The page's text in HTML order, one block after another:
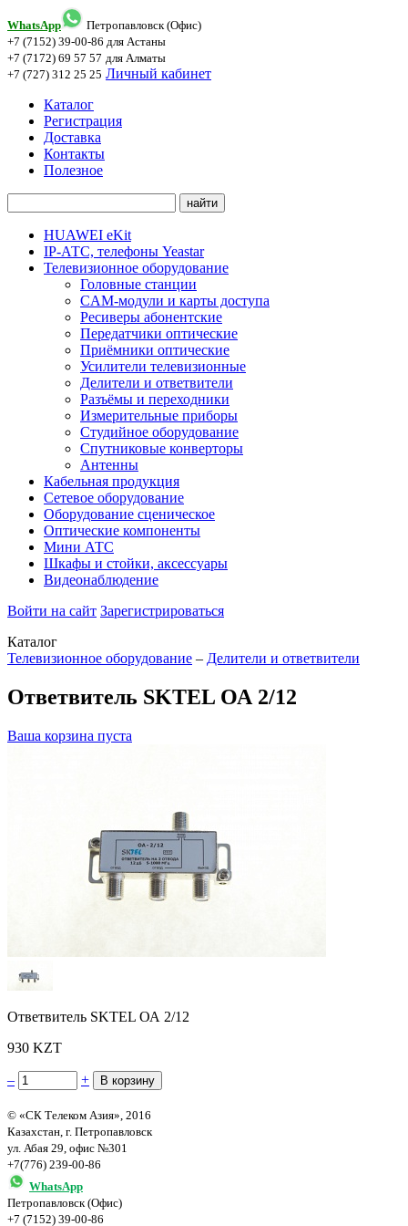
WhatsApp
Петропавловск (Офис)
+7 (7152) 39-00-86 для Астаны
+7 (7172) 69 57 57 для Алматы
+7 (727) 312 25 25 Личный кабинет
Каталог
Регистрация
Доставка
Контакты
Полезное
HUAWEI eKit
IP-АТС, телефоны Yeastar
Телевизионное оборудование
Головные станции
CAM-модули и карты доступа
Ресиверы абонентские
Передатчики оптические
Приёмники оптические
Усилители телевизионные
Делители и ответвители
Разъёмы и переходники
Измерительные приборы
Студийное оборудование
Спутниковые конверторы
Антенны
Кабельная продукция
Сетевое оборудование
Оборудование сценическое
Оптические компоненты
Мини АТС
Шкафы и стойки, аксессуары
Видеонаблюдение
Войти на сайт Зарегистрироваться
Каталог
Телевизионное оборудование – Делители и ответвители
Ответвитель SKTEL ОА 2/12
Ваша корзина пуста
Ответвитель SKTEL ОА 2/12
930 KZT
– +
© «СК Телеком Азия», 2016
Казахстан, г. Петропавловск
ул. Абая 29, офис №301
+7(776) 239-00-86
WhatsApp
Петропавловск (Офис)
+7 (7152) 39-00-86